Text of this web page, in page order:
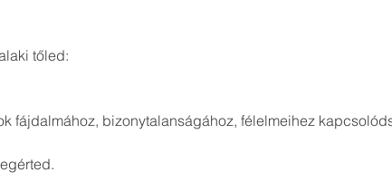
tőled:
fájdalmához, bizonytalanságához, félelmeihez